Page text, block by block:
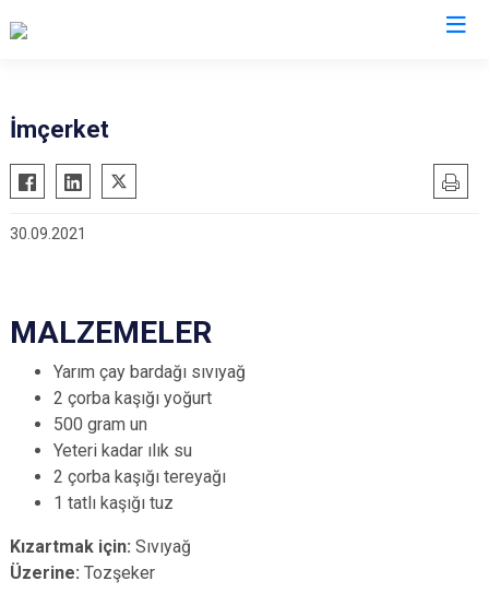
İmçerket
30.09.2021
MALZEMELER
Yarım çay bardağı sıvıyağ
2 çorba kaşığı yoğurt
500 gram un
Yeteri kadar ılık su
2 çorba kaşığı tereyağı
1 tatlı kaşığı tuz
Kızartmak için: Sıvıyağ
Üzerine: Tozşeker